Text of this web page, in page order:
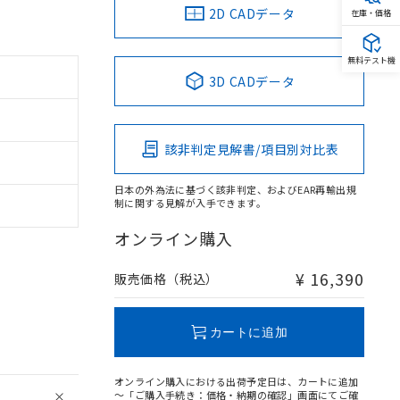
2D CADデータ
3D CADデータ
該非判定見解書/項目別対比表
日本の外為法に基づく該非判定、およびEAR再輸出規
制に関する見解が入手できます。
オンライン購入
販売価格（税込） ¥ 16,390
カートに追加
オンライン購入における出荷予定日は、カートに追加
～「ご購入手続き：価格・納期の確認」画面にてご確
在庫・価格
無料テスト機